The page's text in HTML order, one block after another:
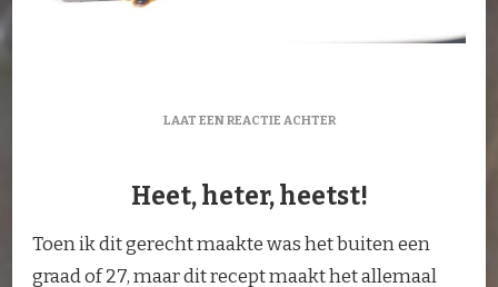
LAAT EEN REACTIE ACHTEROP
KETJAPSAUS
Heet, heter, heetst!
Toen ik dit gerecht maakte was het buiten een
graad of 27, maar dit recept maakt het allemaal